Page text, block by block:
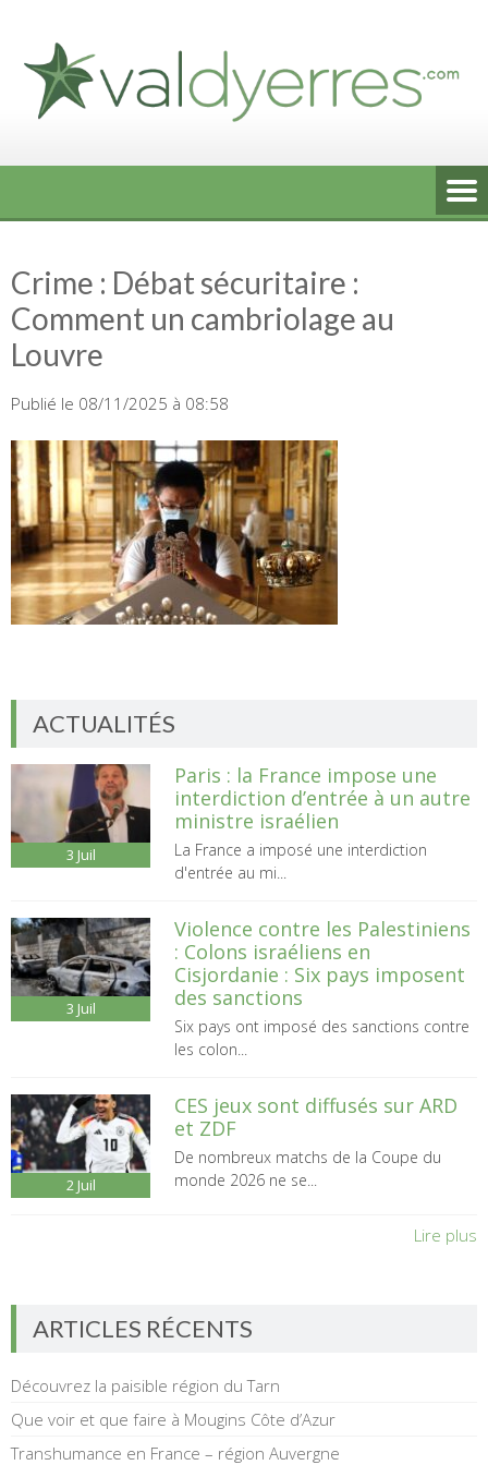
content
Crime : Débat sécuritaire :
Comment un cambriolage au
Louvre
Publié le 08/11/2025 à 08:58
ACTUALITÉS
3 Juil
Paris : la France impose une
interdiction d’entrée à un autre
ministre israélien
La France a imposé une interdiction
d'entrée au mi...
3 Juil
Violence contre les Palestiniens
: Colons israéliens en
Cisjordanie : Six pays imposent
des sanctions
Six pays ont imposé des sanctions contre
les colon...
2 Juil
CES jeux sont diffusés sur ARD
et ZDF
De nombreux matchs de la Coupe du
monde 2026 ne se...
Lire plus
ARTICLES RÉCENTS
Découvrez la paisible région du Tarn
Que voir et que faire à Mougins Côte d’Azur
Transhumance en France – région Auvergne